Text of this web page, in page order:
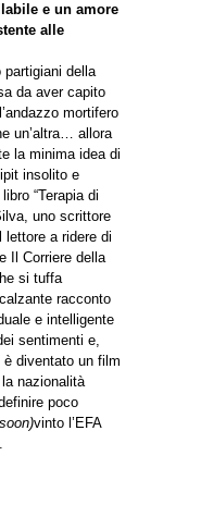
e un amore
alle
partigiani della
da aver capito
mortifero
un’altra… allora
la minima idea di
insolito e
“Terapia di
uno scrittore
lettore a ridere di
Il Corriere della
si tuffa
racconto
e intelligente
sentimenti e,
diventato un film
nazionalità
poco
vinto l’EFA